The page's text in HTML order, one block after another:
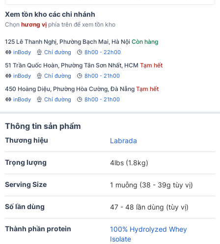
Xem tồn kho các chi nhánh
Chọn hương vị phía trên để xem tồn kho
125 Lê Thanh Nghị, Phường Bạch Mai, Hà Nội Còn hàng
inBody Chỉ đường 8h00 - 22h00
51 Trần Quốc Hoàn, Phường Tân Sơn Nhất, HCM Tạm hết
inBody Chỉ đường 8h00 - 21h00
450 Hoàng Diệu, Phường Hòa Cường, Đà Nẵng Tạm hết
inBody Chỉ đường 8h00 - 21h00
Thông tin sản phẩm
Thương hiệu Labrada
Trọng lượng 4lbs (1.8kg)
Serving Size 1 muỗng (38 - 39g tùy vị)
Số lần dùng 47 - 48 lần dùng (tùy vị)
Thành phần protein
100% Hydrolyzed Whey
Isolate